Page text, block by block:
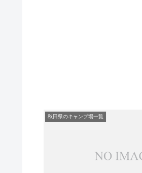
秋田県のキャンプ場一覧